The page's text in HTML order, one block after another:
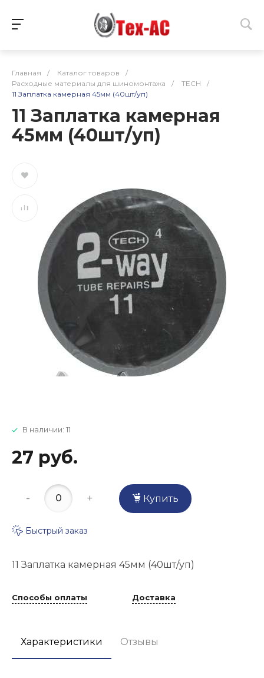
Главная / Каталог товаров
/
Расходные материалы для шиномонтажа
/ TECH
/
11 Заплатка камерная 45мм (40шт/уп)
11 Заплатка камерная
45мм (40шт/уп)
В наличии: 11
27 руб.
- + Купить
Быстрый заказ
11 Заплатка камерная 45мм (40шт/уп)
Способы оплаты Доставка
Характеристики Отзывы